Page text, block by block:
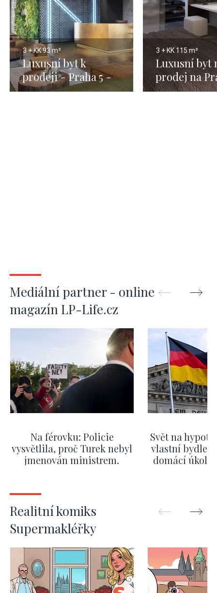
3 + KK93 m²
Luxusní byt k
prodeji - Praha 5 -
93m
3 + KK115 m²
Luxusní byt
prodej na
-115m
Mediální partner - online
magazín LP-Life.cz
Na férovku: Policie
vysvětlila, proč Turek nebyl
jmenován ministrem.
Svět na
vlastní
domácí úkol.
Realitní komiks
Supermakléřky